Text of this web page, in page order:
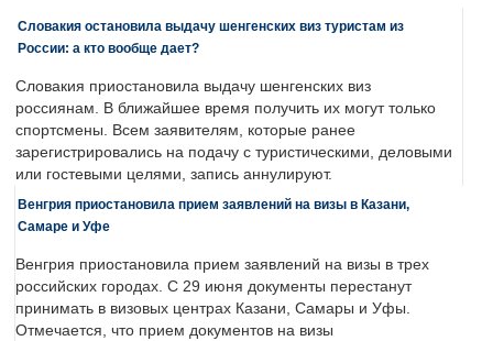
Словакия остановила выдачу шенгенских виз туристам из
России: а кто вообще дает?
Словакия приостановила выдачу шенгенских виз
россиянам. В ближайшее время получить их могут только
спортсмены. Всем заявителям, которые ранее
зарегистрировались на подачу с туристическими, деловыми
или гостевыми целями, запись аннулируют.
Венгрия приостановила прием заявлений на визы в Казани,
Самаре и Уфе
Венгрия приостановила прием заявлений на визы в трех
российских городах. С 29 июня документы перестанут
принимать в визовых центрах Казани, Самары и Уфы.
Отмечается, что прием документов на визы